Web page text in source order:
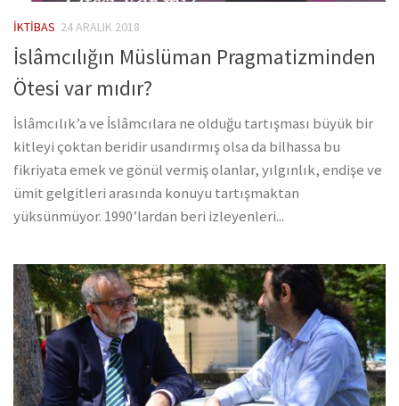
İKTIBAS 24 ARALIK 2018
İslâmcılığın Müslüman Pragmatizminden
Ötesi var mıdır?
İslâmcılık’a ve İslâmcılara ne olduğu tartışması büyük bir
kitleyi çoktan beridir usandırmış olsa da bilhassa bu
fikriyata emek ve gönül vermiş olanlar, yılgınlık, endişe ve
ümit gelgitleri arasında konuyu tartışmaktan
yüksünmüyor. 1990’lardan beri izleyenleri...